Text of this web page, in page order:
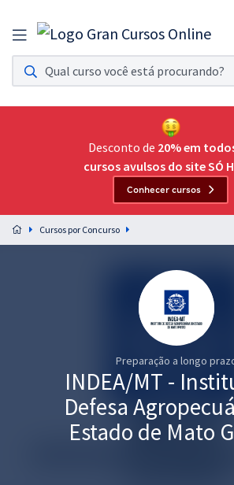
Assinatura Ilimitada 11
Acesso a todos os cursos. Teste grátis por 7 dias!
Assinatura OAB Até Passar
Acesso ilimitado a toda preparação para o Exame da
Preparação completa e intensiva para as principais
residências em saúde do Brasil
Graduação
Desconto de 20% em
cursos avulsos do site SÓ
Conhecer cursos
Cursos por Concurso
Preparação a longo
INDEA/MT -
Defesa
Estado de Mato